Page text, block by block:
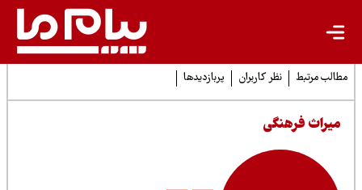
مرتبط نظر کاربران پربازدیدها
فرهنگی